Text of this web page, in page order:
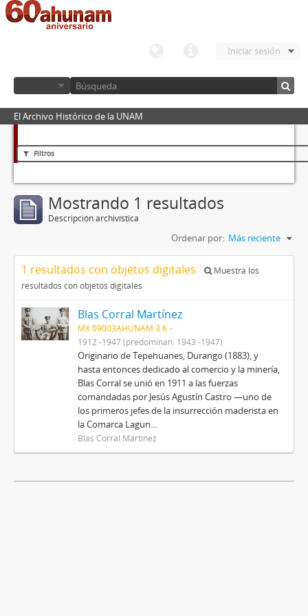
Iniciar sesión
El Archivo Histórico de la UNAM
Filtros
Mostrando 1 resultados
Descripción archivística
Ordenar por: Más reciente
1 resultados con objetos digitales
Muestra los
resultados con objetos digitales
Blas Corral Martínez
MX 09003AHUNAM 3.6
1912 -1947 (predominan: 1943 -1947)
Originario de Tepehuanes, Durango (1883), y
hasta entonces dedicado al comercio y la minería,
Blas Corral se unió en 1911 a las fuerzas
comandadas por Jesús Agustín Castro —uno de
los primeros jefes de la insurrección maderista en
la Comarca Lagun...
Blas Corral Martínez